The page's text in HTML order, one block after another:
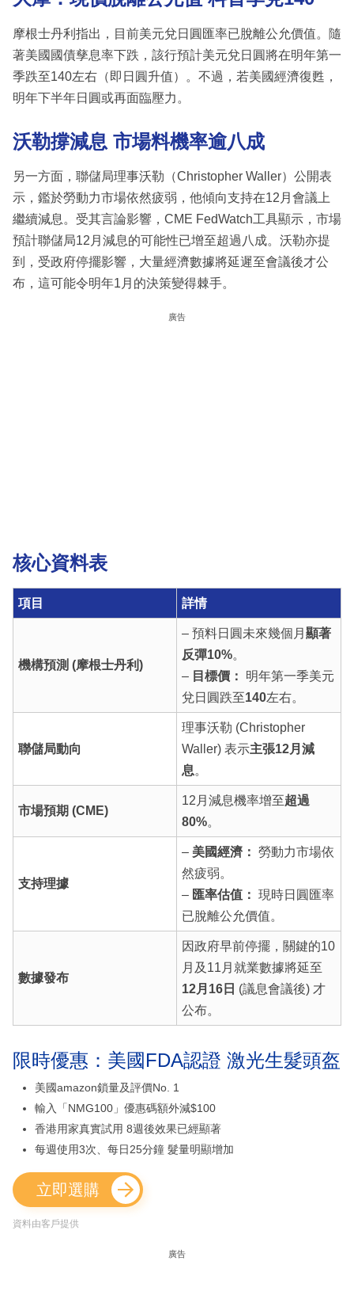
摩根士丹利指出，目前美元兌日圓匯率已脫離公允價值。隨
著美國國債孳息率下跌，該行預計美元兌日圓將在明年第一
季跌至140左右（即日圓升值）。不過，若美國經濟復甦，
明年下半年日圓或再面臨壓力。
沃勒撐減息 市場料機率逾八成
另一方面，聯儲局理事沃勒（Christopher Waller）公開表
示，鑑於勞動力市場依然疲弱，他傾向支持在12月會議上
繼續減息。受其言論影響，CME FedWatch工具顯示，市場
預計聯儲局12月減息的可能性已增至超過八成。沃勒亦提
到，受政府停擺影響，大量經濟數據將延遲至會議後才公
布，這可能令明年1月的決策變得棘手。
廣告
核心資料表
項目 詳情
機構預測 (摩根士丹利)
– 預料日圓未來幾個月 顯著
反彈10%。
– 目標價：
明年第一季美元
兌日圓跌至140左右。
聯儲局動向
理事沃勒 (Christopher
Waller) 表示主張12月減
息。
市場預期 (CME)
12月減息機率增至超過
80%。
支持理據
– 美國經濟： 勞動力市場依
然疲弱。
– 匯率估值： 現時日圓匯率
已脫離公允價值。
數據發布
因政府早前停擺，關鍵的10
月及11月就業數據將延至
12月16日 (議息會議後) 才
公布。
限時優惠：美國FDA認證 激光生髮頭盔
美國amazon鎖量及評價No. 1
輸入「NMG100」優惠碼額外減$100
香港用家真實試用 8週後效果已經顯著
每週使用3次、每日25分鐘 髮量明顯增加
立即選購
資料由客戶提供
廣告